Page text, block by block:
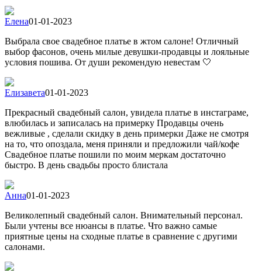
Елена01-01-2023
Выбрала свое свадебное платье в жтом салоне! Отличный
выбор фасонов, очень милые девушки-продавцы и лояльные
условия пошива. От души рекомендую невестам 🤍
Елизавета01-01-2023
Прекрасный свадебный салон, увидела платье в инстаграме,
влюбилась и записалась на примерку Продавцы очень
вежливые , сделали скидку в день примерки Даже не смотря
на то, что опоздала, меня приняли и предложили чай/кофе
Свадебное платье пошили по моим меркам достаточно
быстро. В день свадьбы просто блистала
Анна01-01-2023
Великолепный свадебный салон. Внимательный персонал.
Были учтены все нюансы в платье. Что важно самые
приятные цены на сходные платье в сравнение с другими
салонами.